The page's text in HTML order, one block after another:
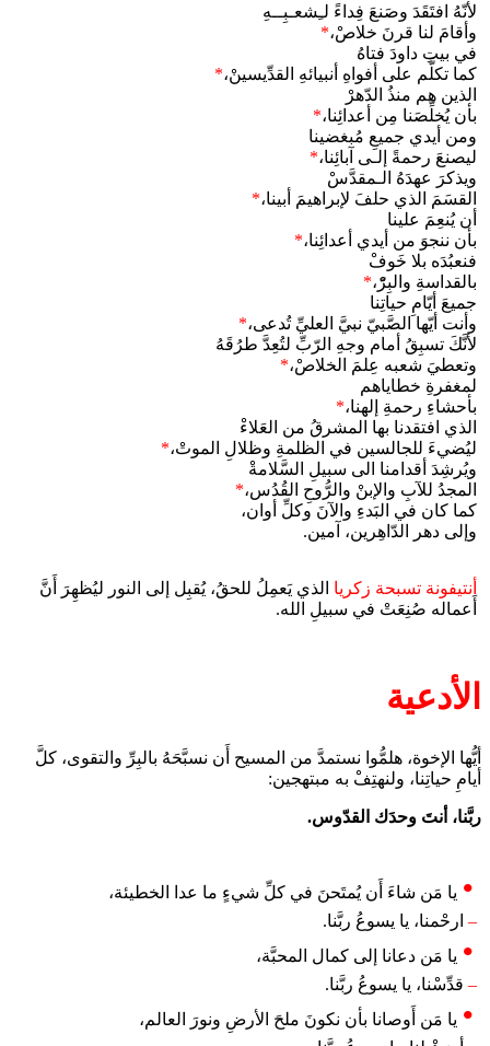
لأنّهُ افتَقَدَ وصَنعَ فِداءً لـِشعـبِــهِ
وأقامَ لنا قرنَ خلاصْ،*
في بيتِ داودَ فتاهُ
كما تكلَّم على أفواهِ أنبيائهِ القدِّيسينْ،*
الذين هم منذُ الدّهرْ
بأن يُخلِّصَنا مِن أعدائِنا،*
ومن أيدي جميعِ مُبغضينا
ليصنعَ رحمةً إلـى آبائِنا،*
ويذكرَ عهدَهُ الـمقدَّسْ
القسَمَ الذي حلفَ لإبراهيمَ أبينا،*
أن يُنعِمَ علينا
بأن ننجوَ من أيدي أعدائِنا،*
فنعبُدَه بلا خَوفْ
بالقداسةِ والبِرّْ،*
جميعَ أيّامِ حياتِنا
وأنت أيّها الصَّبيّ نبيَّ العليِّ تُدعى،*
لأنَّكَ تسبِقُ أمام وجهِ الرّبِّ لتُعِدَّ طرُقَهُ
وتعطيَ شعبه عِلمَ الخلاصْ،*
لمغفرةِ خطاياهم
بأحشاءِ رحمةِ إلهنا،*
الذي افتقدنا بها المشرقُ من العَلاءْ
ليُضيءَ للجالسين في الظلمةِ وظلالِ الموتْ،*
ويُرشِدَ أقدامنا الى سبيلِ السَّلامةْ
المجدُ للآبِ والإبنْ والرُّوحِ القُدُس،*
كما كان في البَدءِ والآنَ وكلِّ أوان،
وإلى دهر الدّاهِرين، آمين.
أنتيفونة تسبحة زكريا الذي يَعمِلُ للحقُ، يُقبِل إلى النور ليُظهِرَ أَنَّ
أَعماله صُنِعَتْ في سبيلِ الله.
الأدعية
أيُّها الإخوة، هلمُّوا نستمدَّ من المسيح أَن نسبَّحَهُ بالبِرِّ والتقوى، كلَّ
أيامِ حياتِنا، ولنهتِفْ به مبتهجين:
ربَّنا، أنتَ وحدَك القدّوس.
يا مَن شاءَ أَن يُمتَحنَ في كلِّ شيءٍ ما عدا الخطيئة،
– ارحْمنا، يا يسوعُ ربَّنا.
يا مَن دعانا إلى كمال المحبَّة،
– قدِّسْنا، يا يسوعُ ربَّنا.
يا مَن أَوصانا بأن نكونَ ملحَ الأرضِ ونورَ العالم،